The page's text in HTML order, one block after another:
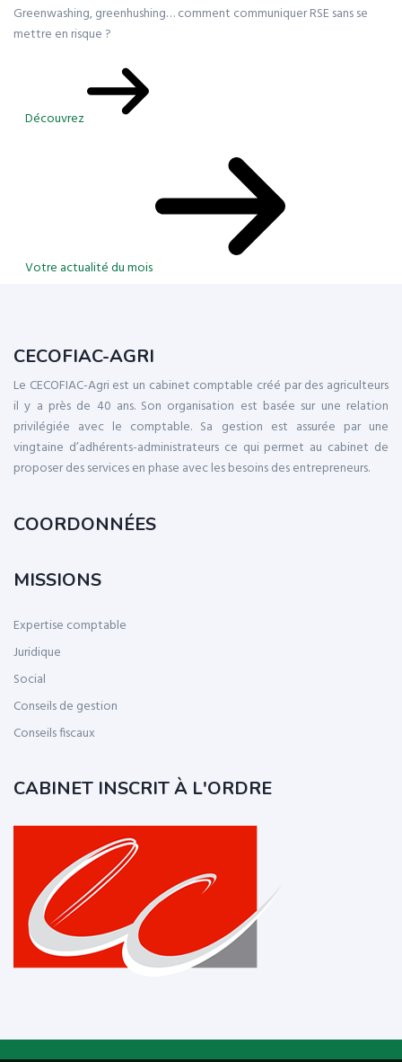
Greenwashing, greenhushing… comment communiquer RSE sans se
mettre en risque ?
Découvrez
Votre actualité du mois
CECOFIAC-AGRI
Le CECOFIAC-Agri est un cabinet comptable créé par des agriculteurs
il y a près de 40 ans. Son organisation est basée sur une relation
privilégiée avec le comptable. Sa gestion est assurée par une
vingtaine d’adhérents-administrateurs ce qui permet au cabinet de
proposer des services en phase avec les besoins des entrepreneurs.
COORDONNÉES
MISSIONS
Expertise comptable
Juridique
Social
Conseils de gestion
Conseils fiscaux
CABINET INSCRIT À L'ORDRE